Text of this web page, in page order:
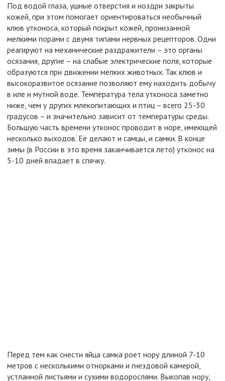
Под водой глаза, ушные отверстия и ноздри закрыты
кожей, при этом помогает ориентироваться необычный
клюв утконоса, который покрыт кожей, пронизанной
мелкими порами с двумя типами нервных рецепторов. Одни
реагируют на механические раздражители – это органы
осязания, другие – на слабые электрические поля, которые
образуются при движении мелких животных. Так клюв и
высокоразвитое осязание позволяют ему находить добычу
в иле и мутной воде. Температура тела утконоса заметно
ниже, чем у других млекопитающих и птиц – всего 25-30
градусов – и значительно зависит от температуры среды.
Большую часть времени утконос проводит в норе, имеющей
несколько выходов. Её делают и самцы, и самки. В конце
зимы (в России в это время заканчивается лето) утконос на
5-10 дней впадает в спячку.
Перед тем как снести яйца самка роет нору длиной 7-10
метров с несколькими отнорками и гнездовой камерой,
устланной листьями и сухими водорослями. Выкопав нору,